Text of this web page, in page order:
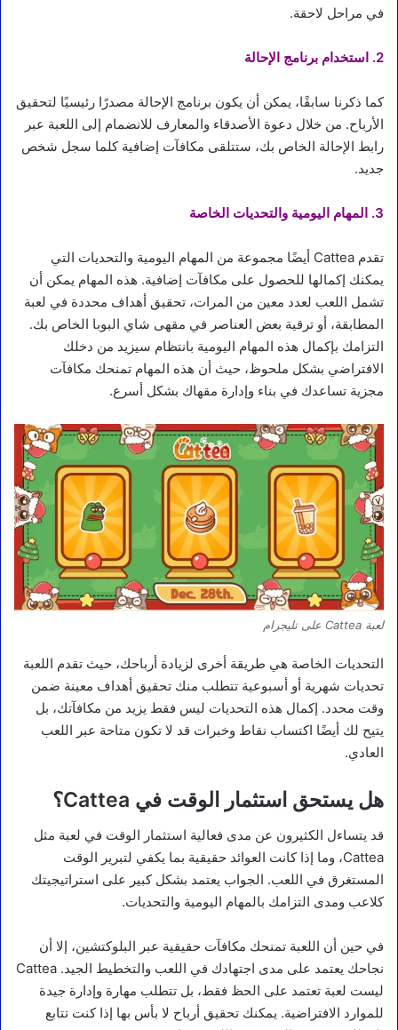
في مراحل لاحقة.
2. استخدام برنامج الإحالة
كما ذكرنا سابقًا، يمكن أن يكون برنامج الإحالة مصدرًا رئيسيًا لتحقيق
الأرباح. من خلال دعوة الأصدقاء والمعارف للانضمام إلى اللعبة عبر
رابط الإحالة الخاص بك، ستتلقى مكافآت إضافية كلما سجل شخص
جديد.
3. المهام اليومية والتحديات الخاصة
تقدم Cattea أيضًا مجموعة من المهام اليومية والتحديات التي
يمكنك إكمالها للحصول على مكافآت إضافية. هذه المهام يمكن أن
تشمل اللعب لعدد معين من المرات، تحقيق أهداف محددة في لعبة
المطابقة، أو ترقية بعض العناصر في مقهى شاي البوبا الخاص بك.
التزامك بإكمال هذه المهام اليومية بانتظام سيزيد من دخلك
الافتراضي بشكل ملحوظ، حيث أن هذه المهام تمنحك مكافآت
مجزية تساعدك في بناء وإدارة مقهاك بشكل أسرع.
لعبة Cattea على تليجرام
التحديات الخاصة هي طريقة أخرى لزيادة أرباحك، حيث تقدم اللعبة
تحديات شهرية أو أسبوعية تتطلب منك تحقيق أهداف معينة ضمن
وقت محدد. إكمال هذه التحديات ليس فقط يزيد من مكافآتك، بل
يتيح لك أيضًا اكتساب نقاط وخبرات قد لا تكون متاحة عبر اللعب
العادي.
هل يستحق استثمار الوقت في Cattea؟
قد يتساءل الكثيرون عن مدى فعالية استثمار الوقت في لعبة مثل
Cattea، وما إذا كانت العوائد حقيقية بما يكفي لتبرير الوقت
المستغرق في اللعب. الجواب يعتمد بشكل كبير على استراتيجيتك
كلاعب ومدى التزامك بالمهام اليومية والتحديات.
في حين أن اللعبة تمنحك مكافآت حقيقية عبر البلوكتشين، إلا أن
نجاحك يعتمد على مدى اجتهادك في اللعب والتخطيط الجيد. Cattea
ليست لعبة تعتمد على الحظ فقط، بل تتطلب مهارة وإدارة جيدة
للموارد الافتراضية. يمكنك تحقيق أرباح لا بأس بها إذا كنت تتابع